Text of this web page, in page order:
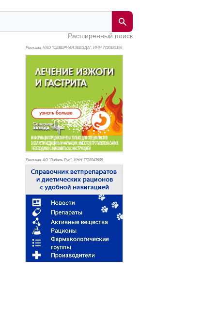
Расширенный поиск
Реклама. НАО "СЕВЕРНАЯ ЗВЕЗДА", ИНН 7720185196
Реклама. АО "Видаль Рус", ИНН 7728043605